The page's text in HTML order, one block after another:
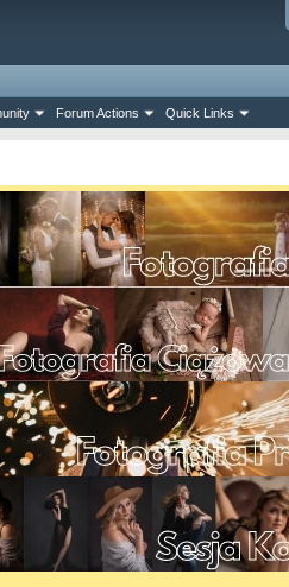
Forum Actions Quick Links